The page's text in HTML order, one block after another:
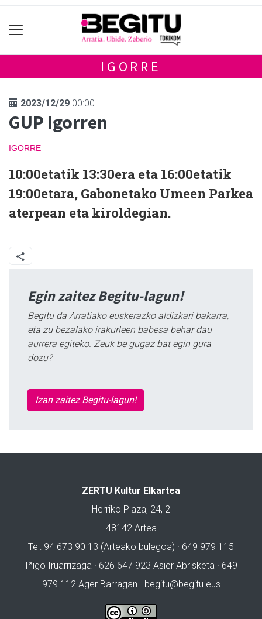
IGORRE
2023/12/29 00:00
GUP Igorren
IGORRE
10:00etatik 13:30era eta 16:00etatik
19:00etara, Gabonetako Umeen Parkea
aterpean eta kiroldegian.
Egin zaitez Begitu-lagun!
Begitu da Arratiako euskerazko aldizkari bakarra,
eta zu bezalako irakurleen babesa behar dau
aurrera egiteko. Zeuk be gugaz bat egin gura
dozu?
Izan zaitez Begitu-lagun!
ZERTU Kultur Elkartea
Herriko Plaza, 24, 2
48142 Artea
Tel: 94 673 90 13 (Arteako bulegoa) · 649 979 115
Iñigo Iruarrizaga · 626 647 923 Asier Abrisketa · 649
979 112 Ager Barragan · begitu@begitu.eus